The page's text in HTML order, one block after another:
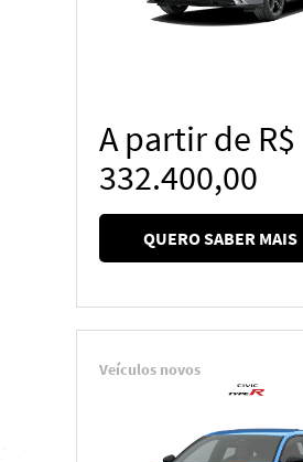
A partir de R$
332.400,00
QUERO SABER MAIS
Veículos novos